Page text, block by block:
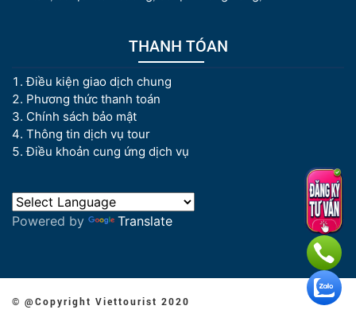
THANH TÓAN
Điều kiện giao dịch chung
Phương thức thanh toán
Chính sách bảo mật
Thông tin dịch vụ tour
Điều khoản cung ứng dịch vụ
Powered by Translate
© @Copyright Viettourist 2020